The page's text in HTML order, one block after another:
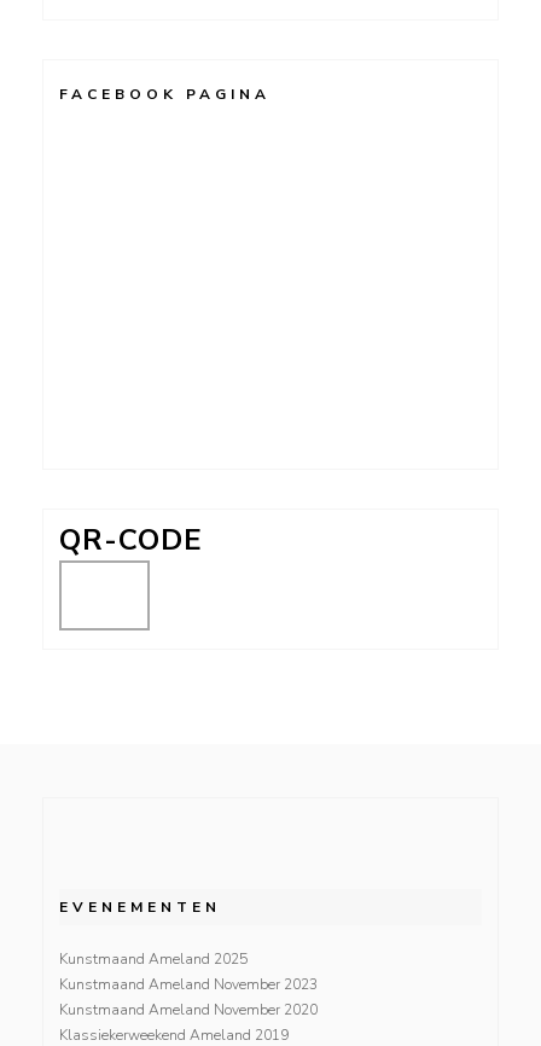
FACEBOOK PAGINA
QR-CODE
EVENEMENTEN
Kunstmaand Ameland 2025
Kunstmaand Ameland November 2023
Kunstmaand Ameland November 2020
Klassiekerweekend Ameland 2019